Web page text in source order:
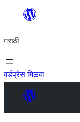
सामुग्रीवर
मराठी
वर्डप्रेस मिळवा